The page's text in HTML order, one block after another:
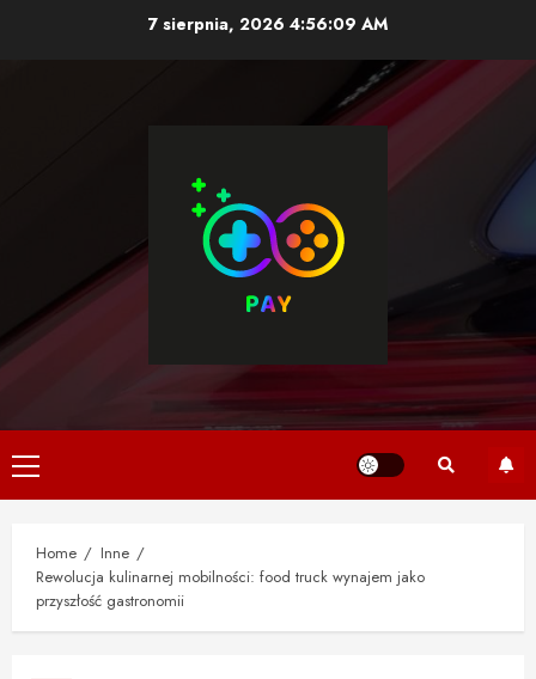
7 sierpnia, 2026 4:56:09 AM
Primary
Menu
Home
Inne
Rewolucja kulinarnej mobilności: food truck wynajem jako
przyszłość gastronomii